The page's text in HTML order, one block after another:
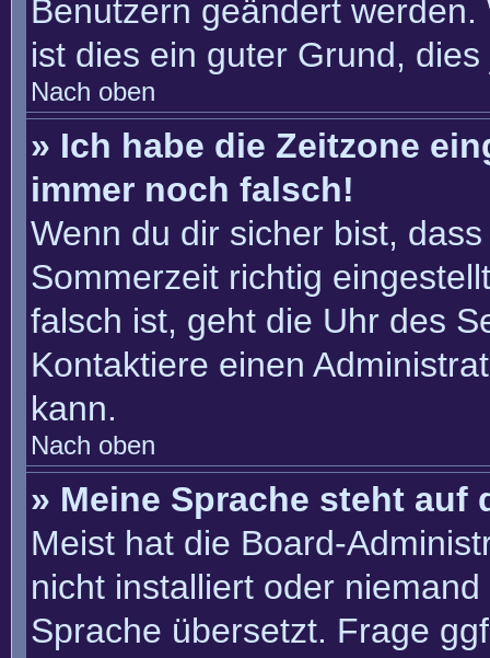
Benutzern geändert
ist dies ein guter Grund,
Nach oben
» Ich habe die Zeitzone
immer noch falsch!
Wenn du dir sicher bist,
Sommerzeit richtig
falsch ist, geht die Uhr des
Kontaktiere einen
kann.
Nach oben
» Meine Sprache steht
Meist hat die Board-
nicht installiert oder
Sprache übersetzt. Frage